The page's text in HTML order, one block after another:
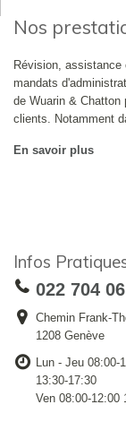
Nos
Révision,
mandats
de Wuarin &
clients. Notamment
En savoir plus
Infos
022 704
Chemin Frank-
1208 Genève
Lun - Jeu 08:00-
13:30-17:30
Ven 08:00-12:00